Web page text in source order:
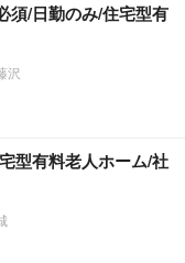
須/日勤のみ/住宅型有
沢
型有料老人ホーム/社